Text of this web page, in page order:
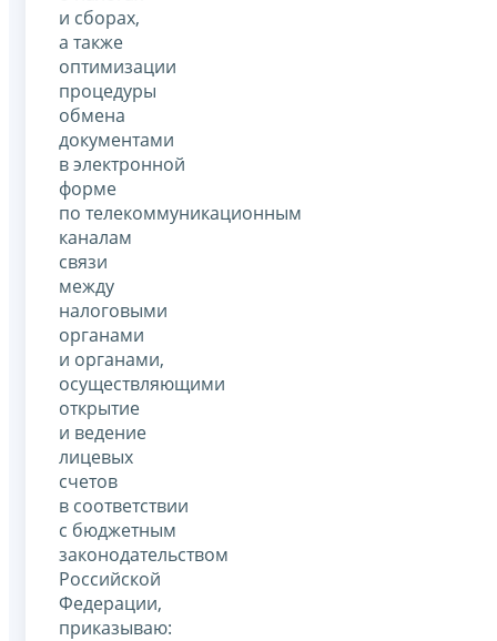
и сборах,
а также
оптимизации
процедуры
обмена
документами
в электронной
форме
по телекоммуникационным
каналам
связи
между
налоговыми
органами
и органами,
осуществляющими
открытие
и ведение
лицевых
счетов
в соответствии
с бюджетным
законодательством
Российской
Федерации,
приказываю: